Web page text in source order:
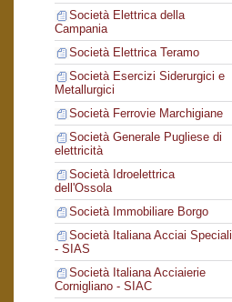
Società Elettrica della
Campania
Società Elettrica Teramo
Società Esercizi Siderurgici e
Metallurgici
Società Ferrovie Marchigiane
Società Generale Pugliese di
elettricità
Società Idroelettrica
dell'Ossola
Società Immobiliare Borgo
Società Italiana Acciai Speciali
- SIAS
Società Italiana Acciaierie
Cornigliano - SIAC